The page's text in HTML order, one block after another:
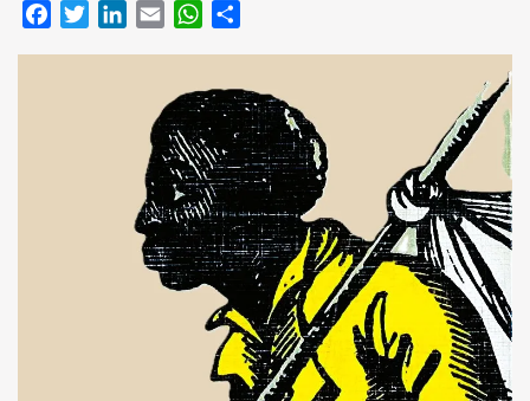
FacebookTwitterLinkedIn
Email WhatsApp